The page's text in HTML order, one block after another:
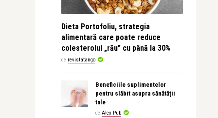
Dieta Portofoliu, strategia
alimentară care poate reduce
colesterolul „rău” cu până la 30%
de revistatango
Beneficiile suplimentelor
pentru slăbit asupra sănătății
tale
de Alex Pub